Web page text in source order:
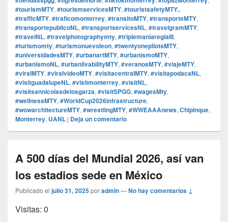
#tourismMTY, #tourismservicesMTY, #touristsafetyMTY.,
#trafficMTY, #traficomonterrey, #transitoMTY, #transporteMTY,
#transportepublicoNL, #transportservicesNL, #travelgramMTY,
#travelNL, #travelphotographymty, #triplemaníaregiaIII,
#turismomty, #turismonuevoleon, #twentyonepilotsMTY,
#universidadesMTY, #urbanartMTY, #urbanismoMTY,
#urbanismoNL, #urbanlivabilityMTY, #veranosMTY, #viajeMTY,
#viralMTY, #viralvideoMTY, #visitacentralMTY, #visitapodacaNL,
#visitguadalupeNL, #visitmonterrey, #visitNL,
#visitsannicolasdelosgarza, #visitSPGG, #wagesMty,
#wellnessMTY, #WorldCup2026infrastructure,
#wowarchitectureMTY, #wrestlingMTY, #WWEAAAnews, Chipinque,
Monterrey, UANL | Deja un comentario
A 500 días del Mundial 2026, así van
los estadios sede en México
Publicado el julio 31, 2025poradmin—No hay comentarios ↓
Visitas: 0